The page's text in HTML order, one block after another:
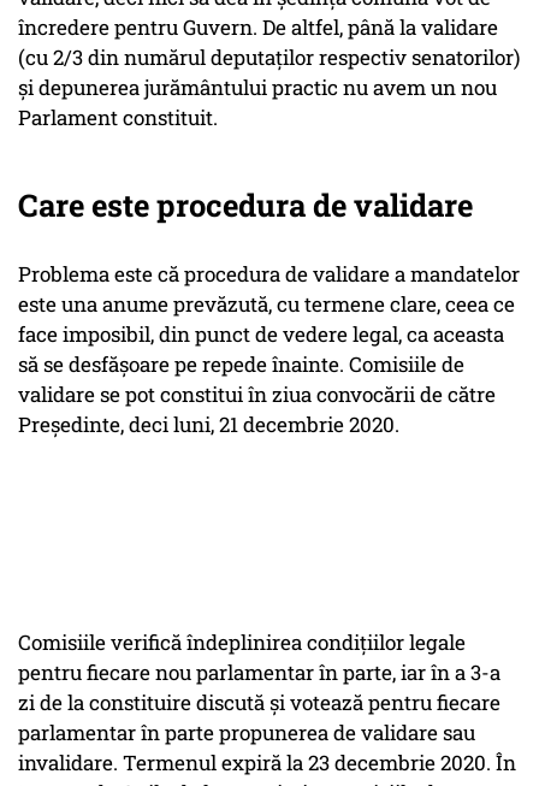
încredere pentru Guvern. De altfel, până la validare
(cu 2/3 din numărul deputaților respectiv senatorilor)
și depunerea jurământului practic nu avem un nou
Parlament constituit.
Care este procedura de validare
Problema este că procedura de validare a mandatelor
este una anume prevăzută, cu termene clare, ceea ce
face imposibil, din punct de vedere legal, ca aceasta
să se desfășoare pe repede înainte. Comisiile de
validare se pot constitui în ziua convocării de către
Președinte, deci luni, 21 decembrie 2020.
Comisiile verifică îndeplinirea condițiilor legale
pentru fiecare nou parlamentar în parte, iar în a 3-a
zi de la constituire discută și votează pentru fiecare
parlamentar în parte propunerea de validare sau
invalidare. Termenul expiră la 23 decembrie 2020. În